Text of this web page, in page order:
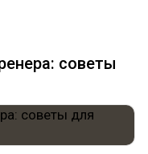
советы